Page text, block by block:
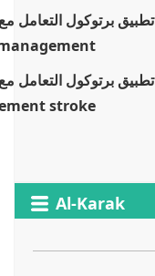
تطبيق برتوكول التعامل
تطبيق برتوكول التعامل
stroke
Al-Karak